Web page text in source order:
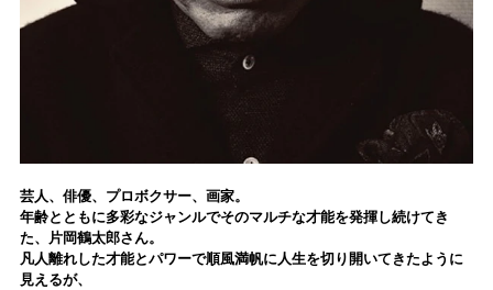
芸人、俳優、プロボクサー、画家。
年齢とともに多彩なジャンルでそのマルチな才能を発揮し続けてき
た、片岡鶴太郎さん。
凡人離れした才能とパワーで順風満帆に人生を切り開いてきたように
見えるが、